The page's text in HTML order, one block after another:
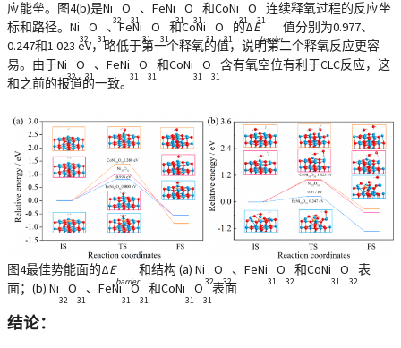
应能垒。图4(b)是Ni
32
O
31
、FeNi
31
O
31
和CoNi
31
O
31
连续释氧过程的反应坐
标和路径。Ni
32
O
31
、FeNi
31
O
31
和CoNi
31
O
31
的ΔE
barrier
值分别为0.977、
0.247和1.023 eV，略低于第一个释氧的值，说明第二个释氧反应更容
易。由于Ni
32
O
31
、FeNi
31
O
31
和CoNi
31
O
31
含有氧空位有利于CLC反应，这
和之前的报道的一致。
图4最佳势能面的ΔE
barrier
和结构 (a) Ni
32
O
32
、FeNi
31
O
32
和CoNi
31
O
32
表
面；(b) Ni
32
O
31
、FeNi
31
O
31
和CoNi
31
O
31
表面
结论：